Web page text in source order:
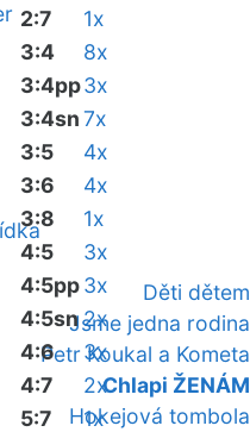
Děti dětem
Jsme jedna rodina
Petr Koukal a Kometa
Chlapi ŽENÁM
Hokejová tombola
2:7
1x
3:4
8x
3:4pp3x
3:4sn7x
3:5
4x
3:6
4x
3:8
1x
4:5
3x
4:5pp3x
4:5sn2x
4:6
3x
4:7
2x
5:7
1x